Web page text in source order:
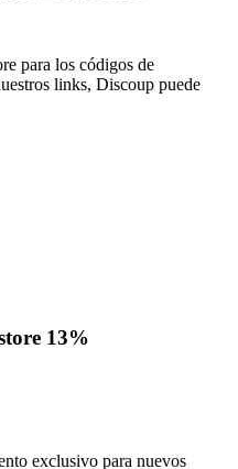
para los códigos de
links, Discoup puede
13%
exclusivo para nuevos